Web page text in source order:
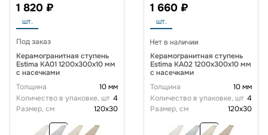
1 820 ₽
шт.
Под заказ
Керамогранитная ступень
Estima KA01 1200x300x10 мм
с насечками
Толщина
10 мм
Количество в упаковке, шт 4
Размер, см
120x30
1 660 ₽
шт.
Керамогранитная ступень
Estima KA02 1200x300x10 мм
с насечками
Толщина
10 мм
Количество в упаковке, шт 4
Размер, см
120x30